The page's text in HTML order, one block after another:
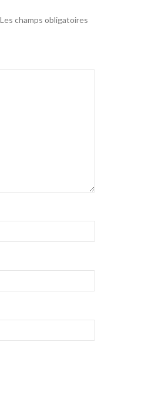
Les champs obligatoires